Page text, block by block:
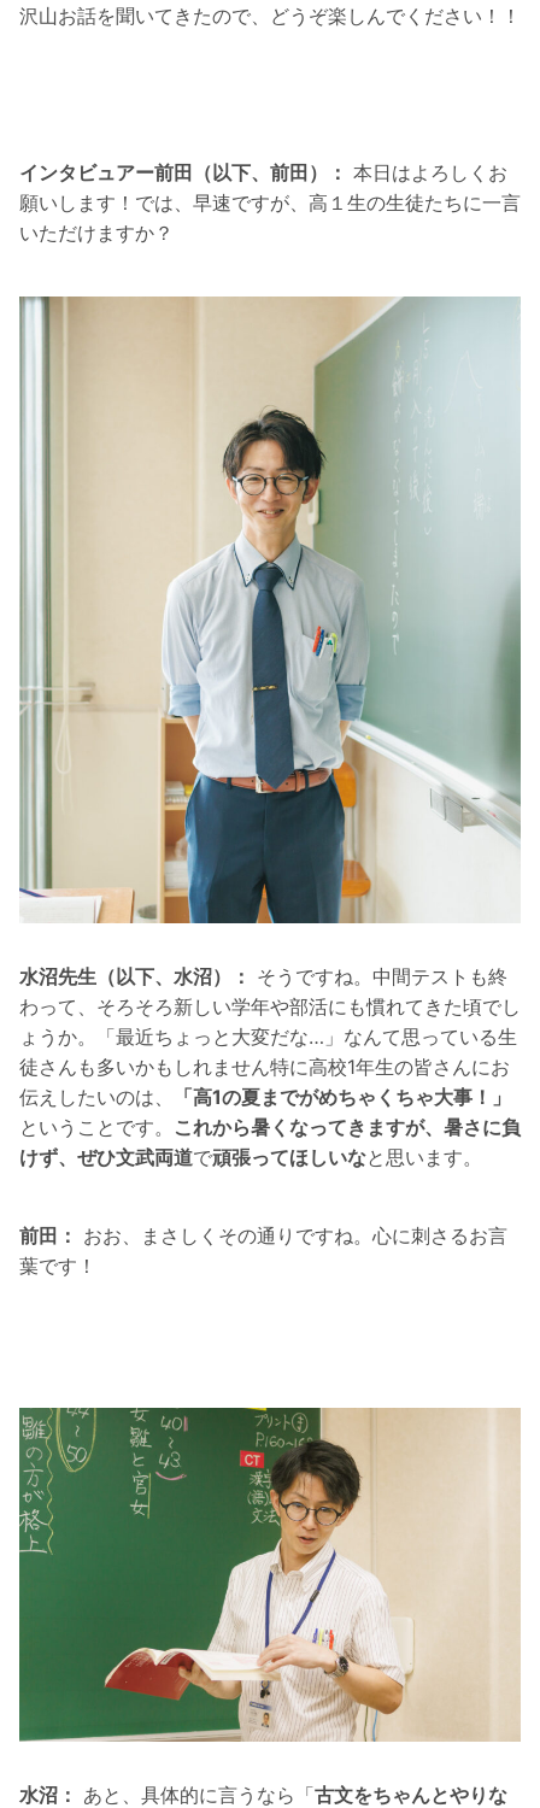
沢山お話を聞いてきたので、どうぞ楽しんでください！！
インタビュアー前田（以下、前田）： 本日はよろしくお
願いします！では、早速ですが、高１生の生徒たちに一言
いただけますか？
水沼先生（以下、水沼）： そうですね。中間テストも終
わって、そろそろ新しい学年や部活にも慣れてきた頃でし
ょうか。「最近ちょっと大変だな…」なんて思っている生
徒さんも多いかもしれません特に高校1年生の皆さんにお
伝えしたいのは、
「高1の夏までがめちゃくちゃ大事！」
ということです。 これから暑くなってきますが、暑さに負
けず、ぜひ文武両道で頑張ってほしいなと思います。
前田： おお、まさしくその通りですね。心に刺さるお言
葉です！
水沼： あと、具体的に言うなら「古文をちゃんとやりな